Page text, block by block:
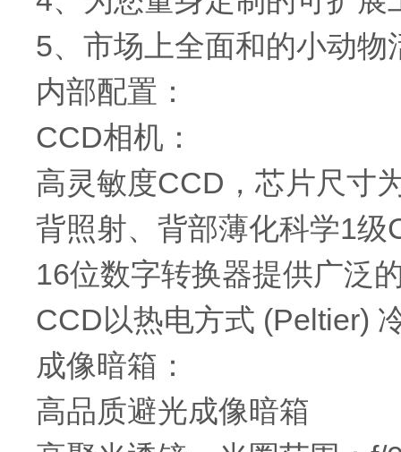
5、市场上全面和的小动
内部配置：
CCD相机：
高灵敏度CCD，芯片尺寸
背照射、背部薄化科学1
16位数字转换器提供广泛
CCD以热电方式 (Peltier)
成像暗箱：
高品质避光成像暗箱